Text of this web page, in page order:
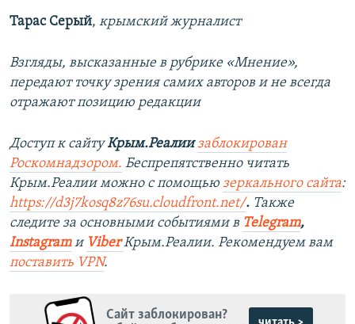
Тарас Серый, крымский журналист
Взгляды, высказанные в рубрике «Мнение»,
передают точку зрения самих авторов и не всегда
отражают позицию редакции
Доступ к сайтуКрым.Реалии заблокирован
Роскомнадзором. Беспрепятственно читать
Крым.Реалии можно с помощью зеркального сайта:
https://d3j7kosq8z76su.cloudfront.net/. Также
следите за основными событиями в Telegram,
Instagramи ViberКрым.Реалии. Рекомендуем вам
поставить VPN.
Сайт заблокирован?